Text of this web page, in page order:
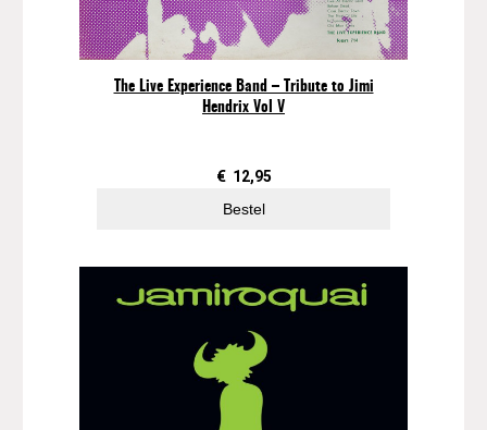
a
n
t
(
B
e
V
l
a
a
n
The Live Experience Band – Tribute to Jimi
Hendrix Vol V
€ 12,95
Bestel